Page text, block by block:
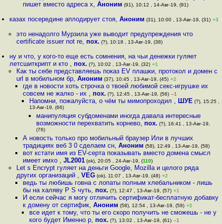
пишет вместо адреса x, Аноним (91), 10:12 , 14-Авг-19, (91)
казах посередине аплодирует стоя,Аноним (31), 10:00 , 13-Авг-19, (31) +3
это ненадолго Мурзила уже выводит предупреждения что
certificate issuer not re, пох. (?), 10:18 , 13-Авг-19, (38)
ну и что, у кого-то еще есть сомнения, на чьи денежки гуляет
летсшиткрипт и кто , пох. (?), 10:02 , 13-Авг-19, (32) +1
Как ты себе представляешь показ EV плашки, протокол и домен с
url в мобильном бр, Аноним (37), 10:45 , 13-Авг-19, (45) +2
где в новости хоть строчка о твоей любимой секс-игрушке их
совсем не жалко - их , пох. (?), 12:45 , 13-Авг-19, (56) –1
Напомни, пожалуйста, о чём ты мимопроходил , ШУЕ (?), 15:25 ,
13-Авг-19, (66)
манипуляция субдоменами иногда давала интересные
возможности перехватить корнево, пох. (?), 16:41 , 13-Авг-19,
(76)
А новость только про мобильный браузер Или в лучших
традициях веб 3 0 сделаем сн, Аноним (58), 12:49 , 13-Авг-19, (58)
вот кстати имя из EV-серта показывать вместо домена смысл
имеет имхо , JL2001(ok), 20:05 , 24-Авг-19, (110)
Let s Encrypt гуляет на деньги Google, Mozilla и целого ряда
других организаций , VEG(ok), 11:07 , 13-Авг-19, (48) +2
ведь ты любишь гoвна с лопаты полным хлебальником - лишь
бы на халяву P S чуть, пох. (?), 12:47 , 13-Авг-19, (57) +1
И если сейчас я могу отличить сертификат-бесплатную добавку
к домену от сертифик, Аноним (58), 12:54 , 13-Авг-19, (59) +2
все идет к тому, что ты его скоро получить не сможешь - не у
кого будет Именно р, пох. (?), 13:02 , 13-Авг-19, (61) –1